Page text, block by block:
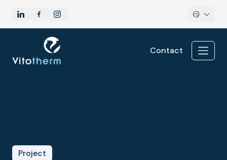
Contact
Project